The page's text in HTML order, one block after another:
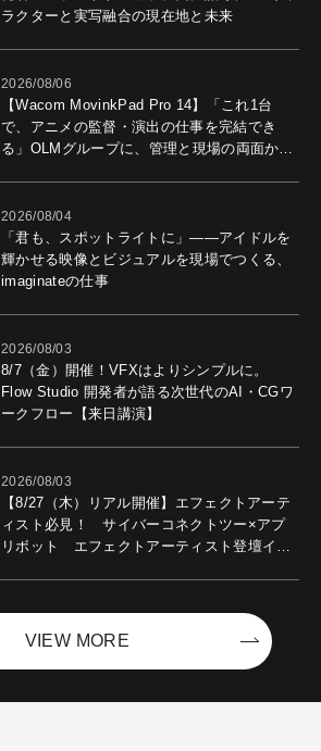
ラクターと実写融合の現在地と未来
2026/08/06
【Wacom MovinkPad Pro 14】「これ1台
で、アニメの監督・演出の仕事を完結でき
る」OLMグループに、管理と現場の両面から
2026/08/04
「君も、スポットライトに」――アイドルを
輝かせる映像とビジュアルを現場でつくる、
imaginateの仕事
2026/08/03
8/7（金）開催！VFXはよりシンプルに。
Flow Studio 開発者が語る次世代のAI・CGワ
ークフロー【来日講演】
2026/08/03
【8/27（木）リアル開催】エフェクトアーテ
ィスト必見！ サイバーコネクトツー×アプ
リボット エフェクトアーティスト登壇イベ
VIEW MORE